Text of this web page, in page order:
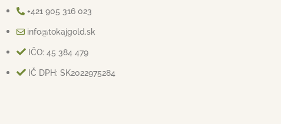
+421 905 316 023
info@tokajgold.sk
IČO: 45 384 479
IČ DPH: SK2022975284